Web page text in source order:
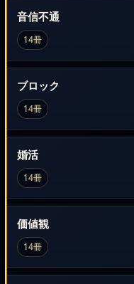
音信不通
14冊
ブロック
14冊
婚活
14冊
価値観
14冊